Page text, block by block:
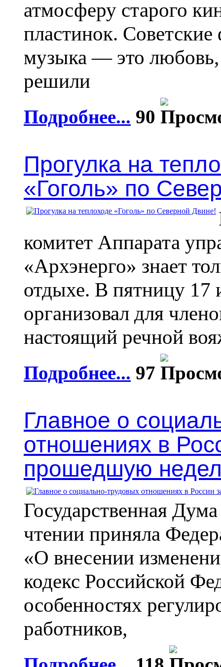
атмосферу старого
пластинок.
музыка — это
решили
Подробнее... 90
Прогулка на
«Гоголь» по
комитет Аппарата
«Архэнерго» знает
отдыхе. В пятницу
организовал для
настоящий речной
Подробнее... 97
Главное о
отношениях в
прошедшую
Государственная
чтении приняла
«О внесении
кодекс Российской
особенностях
работников,